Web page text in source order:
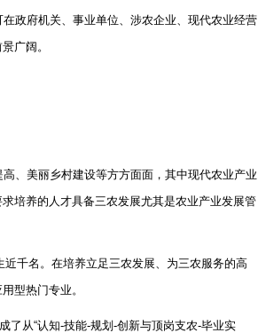
政府机关、事业单位、涉农企业、现代农业经营
广阔。
、美丽乡村建设等方方面面，其中现代农业产业
培养的人才具备三农发展尤其是农业产业发展管
千名。在培养立足三农发展、为三农服务的高
型热门专业。
了从“认知-技能-规划 -创新与顶岗支农-毕业实